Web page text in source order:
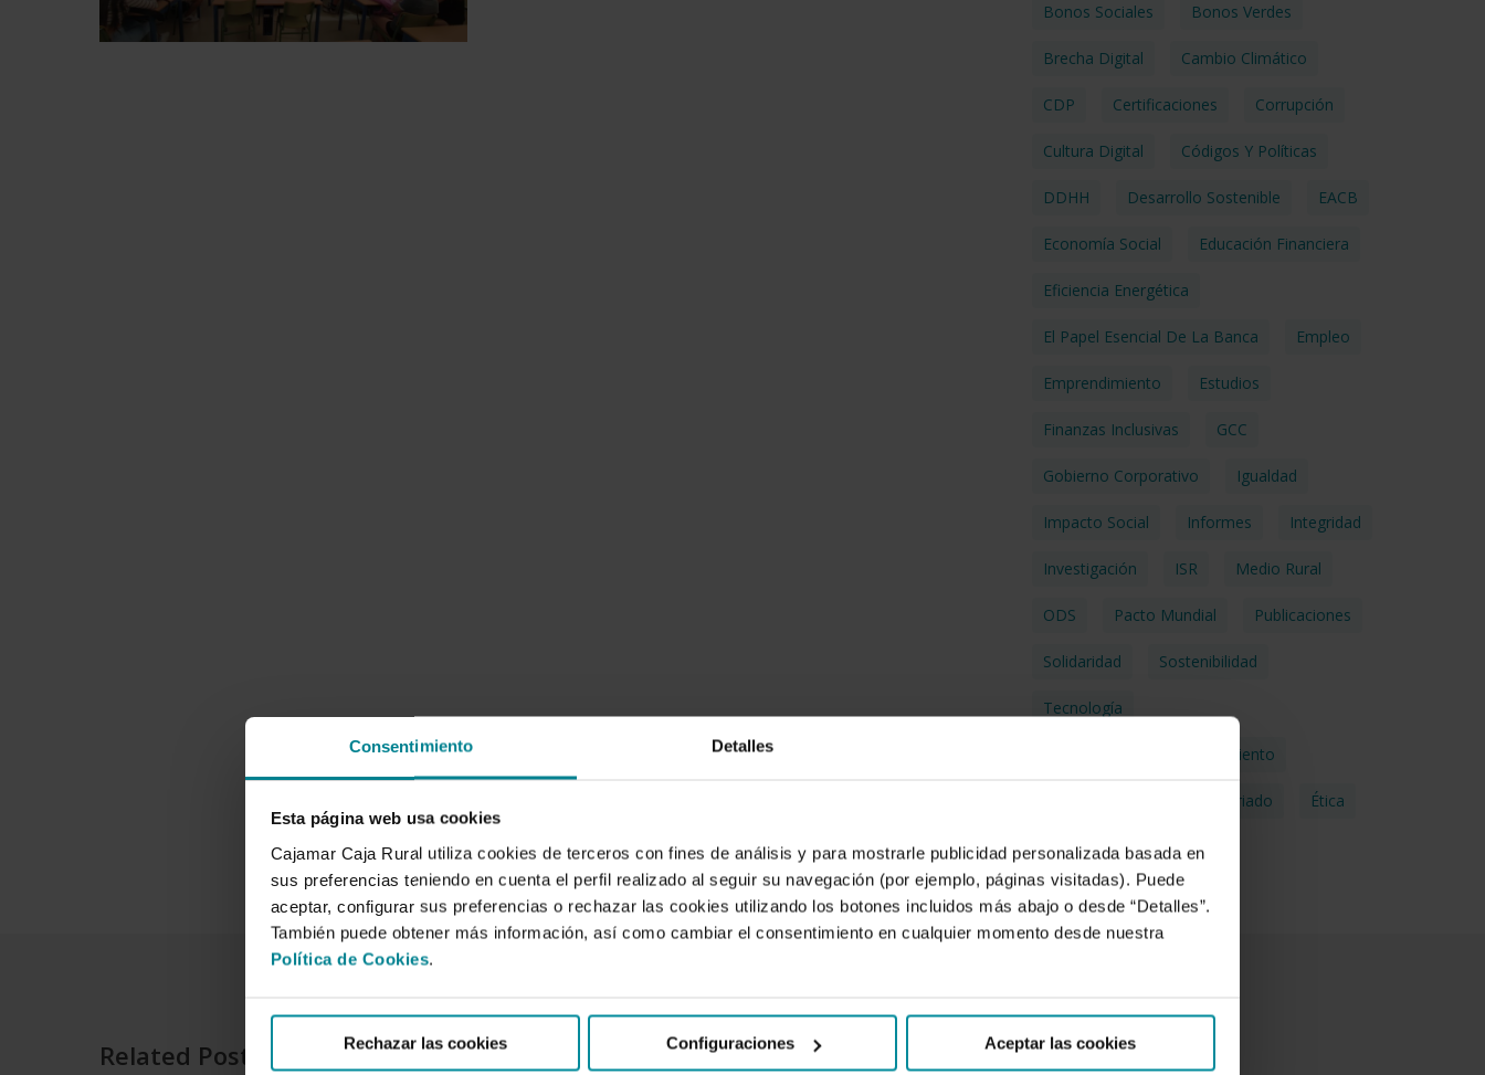
Consentimiento Detalles
Esta página web usa cookies
Cajamar Caja Rural utiliza cookies de terceros con fines de análisis y para mostrarle publicidad personalizada basada en
sus preferencias teniendo en cuenta el perfil realizado al seguir su navegación (por ejemplo, páginas visitadas). Puede
aceptar, configurar sus preferencias o rechazar las cookies utilizando los botones incluidos más abajo o desde “Detalles”.
También puede obtener más información, así como cambiar el consentimiento en cualquier momento desde nuestra
Política de Cookies.
Rechazar las cookies Configuraciones Aceptar las cookies
Bonos Sociales Bonos Verdes
Brecha Digital Cambio Climático
CDP Certificaciones Corrupción
Cultura Digital Códigos Y Políticas
DDHH Desarrollo Sostenible EACB
Economía Social Educación Financiera
Eficiencia Energética
El Papel Esencial De La Banca Empleo
Emprendimiento Estudios
Finanzas Inclusivas GCC
Gobierno Corporativo Igualdad
Impacto Social Informes Integridad
Investigación ISR Medio Rural
ODS Pacto Mundial Publicaciones
Solidaridad Sostenibilidad
Tecnología
Transferencia Del Conocimiento
Voluntariado Ética
Related Posts